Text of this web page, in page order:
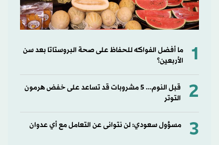
1
ما أفضل الفواكه للحفاظ على صحة البروستاتا بعد سن
الأربعين؟
2
قبل النوم... 5 مشروبات قد تساعد على خفض هرمون
التوتر
3 مسؤول سعودي: لن نتوانى عن التعامل مع أي عدوان